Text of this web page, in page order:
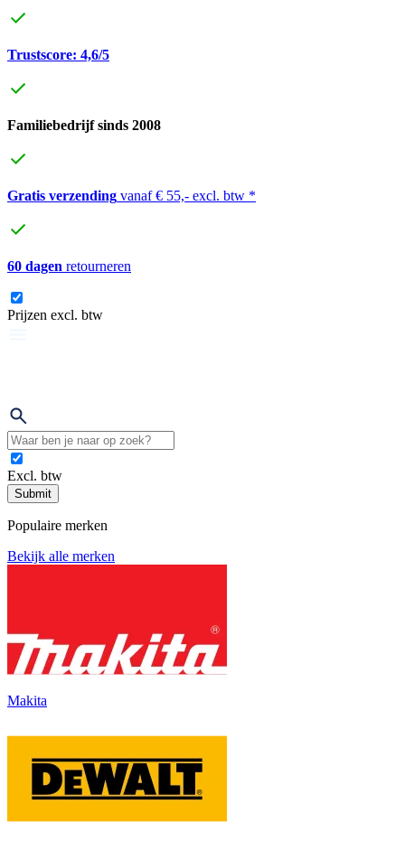
Trustscore: 4,6/5
Familiebedrijf sinds 2008
Gratis verzending vanaf € 55,- excl. btw *
60 dagen retourneren
Prijzen excl. btw
Excl. btw
Submit
Populaire merken
Bekijk alle merken
Makita